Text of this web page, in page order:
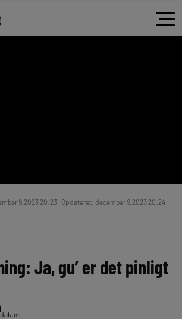
9, 2023 20:23 | Opdateret: december 9, 2023 20:24
Ja, gu’ er det pinligt